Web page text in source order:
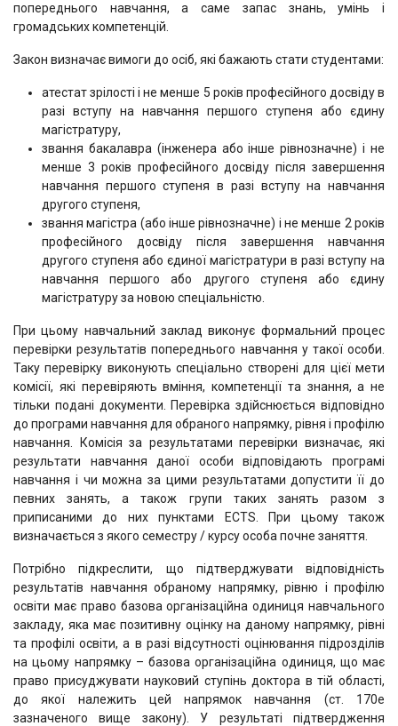
попереднього навчання, а саме запас знань, умінь і
громадських компетенцій.
Закон визначає вимоги до осіб, які бажають стати студентами:
атестат зрілості і не менше 5 років професійного досвіду в
разі вступу на навчання першого ступеня або єдину
магістратуру,
звання бакалавра (інженера або інше рівнозначне) і не
менше 3 років професійного досвіду після завершення
навчання першого ступеня в разі вступу на навчання
другого ступеня,
звання магістра (або інше рівнозначне) і не менше 2 років
професійного досвіду після завершення навчання
другого ступеня або єдиної магістратури в разі вступу на
навчання першого або другого ступеня або єдину
магістратуру за новою спеціальністю.
При цьому навчальний заклад виконує формальний процес
перевірки результатів попереднього навчання у такої особи.
Таку перевірку виконують спеціально створені для цієї мети
комісії, які перевіряють вміння, компетенції та знання, а не
тільки подані документи. Перевірка здійснюється відповідно
до програми навчання для обраного напрямку, рівня і профілю
навчання. Комісія за результатами перевірки визначає, які
результати навчання даної особи відповідають програмі
навчання і чи можна за цими результатами допустити її до
певних занять, а також групи таких занять разом з
приписаними до них пунктами ECTS. При цьому також
визначається з якого семестру / курсу особа почне заняття.
Потрібно підкреслити, що підтверджувати відповідність
результатів навчання обраному напрямку, рівню і профілю
освіти має право базова організаційна одиниця навчального
закладу, яка має позитивну оцінку на даному напрямку, рівні
та профілі освіти, а в разі відсутності оцінювання підрозділів
на цьому напрямку – базова організаційна одиниця, що має
право присуджувати науковий ступінь доктора в тій області,
до якої належить цей напрямок навчання (ст. 170е
зазначеного вище закону). У результаті підтвердження